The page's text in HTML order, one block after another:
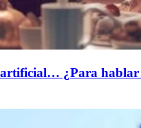
¿Para hablar